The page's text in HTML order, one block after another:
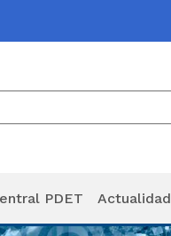
PDET Actualidad